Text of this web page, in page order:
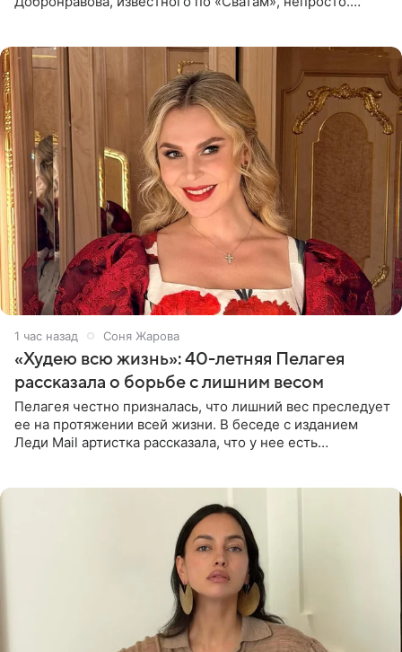
1 час назад Соня Жарова
«Худею всю жизнь»: 40-летняя Пелагея
рассказала о борьбе с лишним весом
Пелагея честно призналась, что лишний вес преследует
ее на протяжении всей жизни. В беседе с изданием
Леди Mail артистка рассказала, что у нее есть